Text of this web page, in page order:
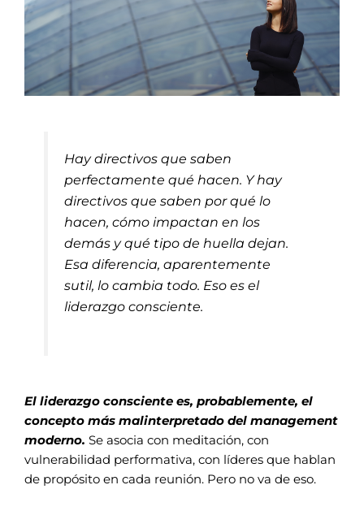
Hay directivos que saben
perfectamente qué hacen. Y hay
directivos que saben por qué lo
hacen, cómo impactan en los
demás y qué tipo de huella dejan.
Esa diferencia, aparentemente
sutil, lo cambia todo. Eso es el
liderazgo consciente.
El liderazgo consciente es, probablemente, el
concepto más malinterpretado del management
moderno. Se asocia con meditación, con
vulnerabilidad performativa, con líderes que hablan
de propósito en cada reunión. Pero no va de eso.